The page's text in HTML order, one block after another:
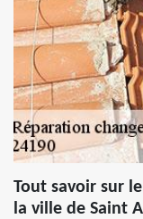
Tout savoir sur
la ville de Saint